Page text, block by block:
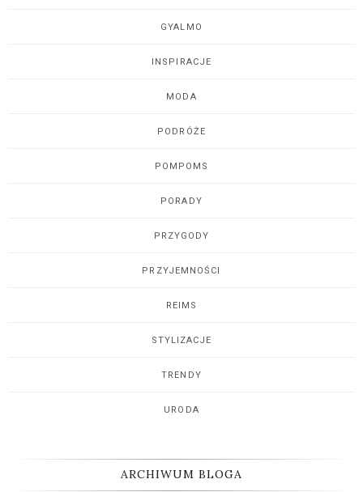
GYALMO
INSPIRACJE
MODA
PODRÓŻE
POMPOMS
PORADY
PRZYGODY
PRZYJEMNOŚCI
REIMS
STYLIZACJE
TRENDY
URODA
ARCHIWUM BLOGA